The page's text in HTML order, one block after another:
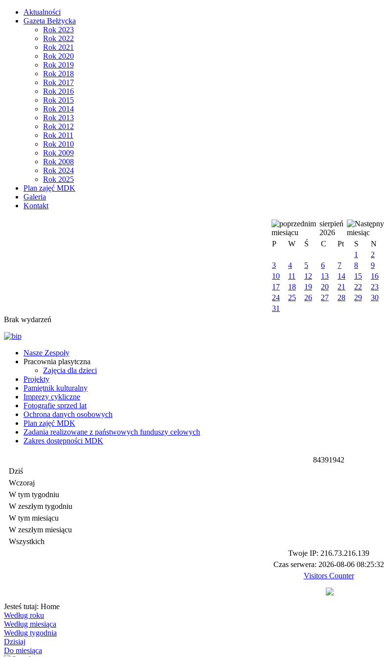
Aktualności
Gazeta Bełżycka
Rok 2023
Rok 2022
Rok 2021
Rok 2020
Rok 2019
Rok 2018
Rok 2017
Rok 2016
Rok 2015
Rok 2014
Rok 2013
Rok 2012
Rok 2011
Rok 2010
Rok 2009
Rok 2008
Rok 2024
Rok 2025
Plan zajęć MDK
Galeria
Kontakt
sierpień
2026
P
W Ś C Pt S
N
1
2
3
4 5 6 7 8
9
10
11 12 13 14 15
16
17
18 19 20 21 22
23
24
25 26 27 28 29
30
31
Brak wydarzeń
Nasze Zespoły
Pracownia plasytczna
Zajęcia dla dzieci
Projekty
Pamiętnik kulturalny
Imprezy cykliczne
Fotografie sprzed lat
Ochrona danych osobowych
Plan zajęć MDK
Zadania realizowane z państwowych funduszy celowych
Zakres dostępności MDK
84391942
Dziś
Wczoraj
W tym tygodniu
W zeszłym tygodniu
W tym miesiącu
W zeszłym miesiącu
Wszystkich
Twoje IP: 216.73.216.139
Czas serwera: 2026-08-06 08:25:32
Visitors Counter
Jesteś tutaj: Home
Według roku
Według miesiąca
Według tygodnia
Dzisiaj
Do miesiąca